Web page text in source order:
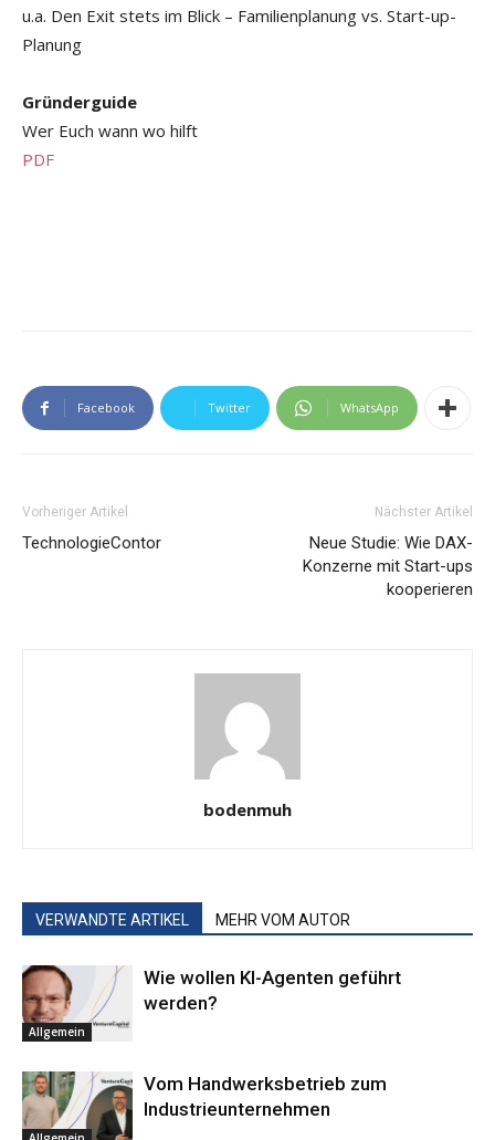
u.a. Den Exit stets im Blick – Familienplanung vs. Start-up-
Planung
Gründerguide
Wer Euch wann wo hilft
PDF
Facebook Twitter WhatsApp
Vorheriger Artikel
TechnologieContor
Nächster Artikel
Neue Studie: Wie DAX-
Konzerne mit Start-ups
kooperieren
bodenmuh
VERWANDTE ARTIKEL MEHR VOM AUTOR
Allgemein
Wie wollen KI-Agenten geführt
werden?
Vom Handwerksbetrieb zum
Industrieunternehmen